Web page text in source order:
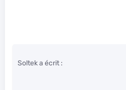
Soltek a écrit :